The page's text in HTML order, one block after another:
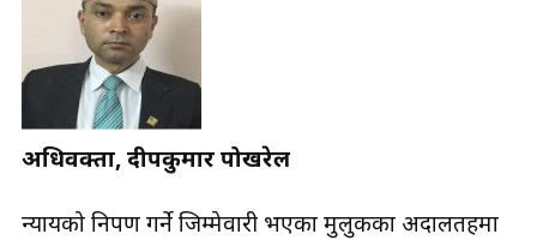
अधिवक्ता, प्रदीपकुमार पोखरेल
न्यायको निरुपण गर्ने जिम्मेवारी भएका मुलुकका अदालतहरुमा